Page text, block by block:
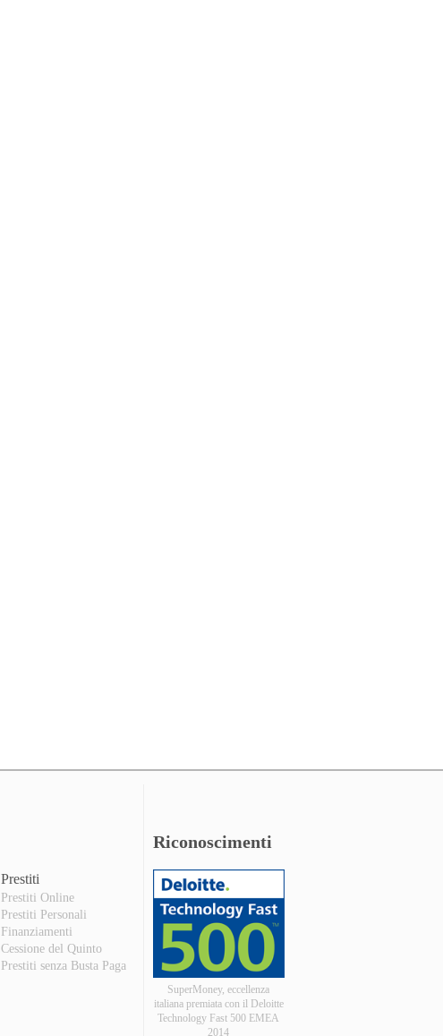
Prestiti
Prestiti Online
Prestiti Personali
Finanziamenti
Cessione del Quinto
Prestiti senza Busta Paga
Riconoscimenti
SuperMoney, eccellenza
italiana premiata con il Deloitte
Technology Fast 500 EMEA
2014